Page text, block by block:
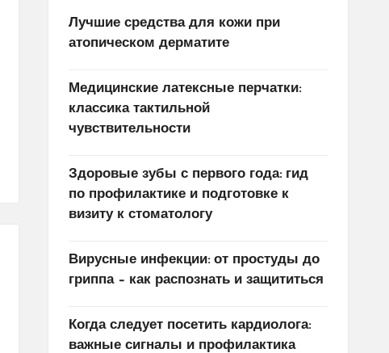
Лучшие средства для кожи при
атопическом дерматите
Медицинские латексные перчатки:
классика тактильной
чувствительности
Здоровые зубы с первого года: гид
по профилактике и подготовке к
визиту к стоматологу
Вирусные инфекции: от простуды до
гриппа – как распознать и защититься
Когда следует посетить кардиолога:
важные сигналы и профилактика